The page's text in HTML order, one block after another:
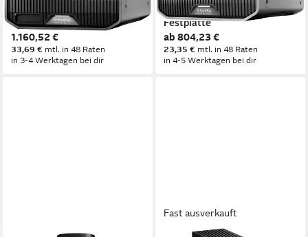
Prof. G-DRIVE PROJECT
18TB HDD-Festplatte
1.160,52 €
33,69 € mtl. in 48 Raten
in 3-4 Werktagen bei dir
G-DRIVE externe HDD-
Festplatte
ab 804,23 €
23,35 € mtl. in 48 Raten
in 4-5 Werktagen bei dir
Fast ausverkauft